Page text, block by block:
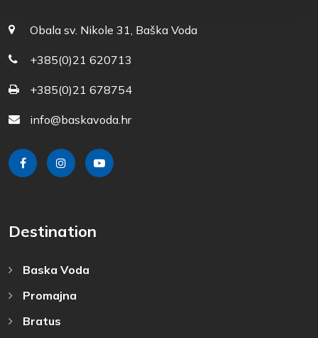
Obala sv. Nikole 31, Baška Voda
+385(0)21 620713
+385(0)21 678754
info@baskavoda.hr
Destination
Baska Voda
Promajna
Bratus